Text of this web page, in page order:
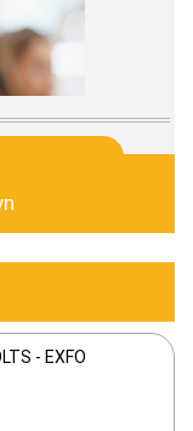
- EXFO